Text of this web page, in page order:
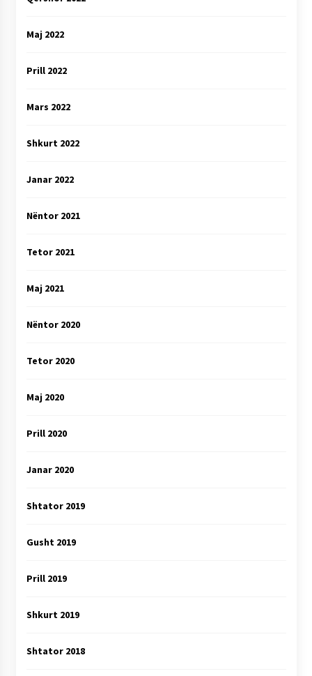
Maj 2022
Prill 2022
Mars 2022
Shkurt 2022
Janar 2022
Nëntor 2021
Tetor 2021
Maj 2021
Nëntor 2020
Tetor 2020
Maj 2020
Prill 2020
Janar 2020
Shtator 2019
Gusht 2019
Prill 2019
Shkurt 2019
Shtator 2018